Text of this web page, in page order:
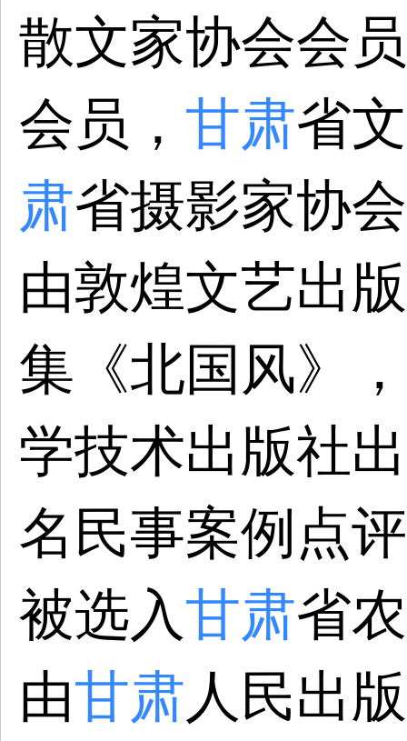
散文家协会会
会员， 甘肃省
肃省摄影家协
由敦煌文艺出
集《北国风》
学技术出版社
名民事案例点
被选入甘肃省
由甘肃人民出